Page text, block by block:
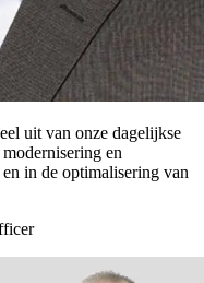
uit van onze dagelijkse
en
in de optimalisering van